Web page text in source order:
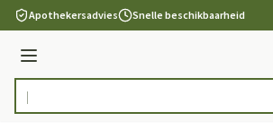
Ga naar de inhoud
Apothekersadvies Snelle beschikbaarheid
Menu
Product, merk, categorie...